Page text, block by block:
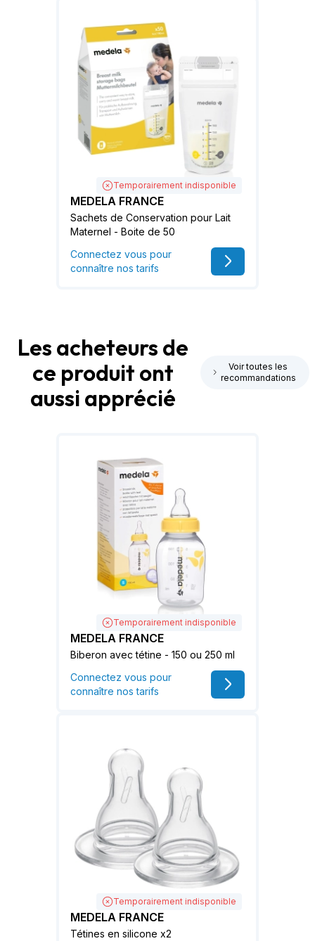
Temporairement indisponible
MEDELA FRANCE
Sachets de Conservation pour Lait
Maternel - Boite de 50
Connectez vous pour
connaître nos tarifs
Les acheteurs de
ce produit ont
aussi apprécié
Voir toutes les
recommandations
Temporairement indisponible
MEDELA FRANCE
Biberon avec tétine - 150 ou 250 ml
Connectez vous pour
connaître nos tarifs
Temporairement indisponible
MEDELA FRANCE
Tétines en silicone x2